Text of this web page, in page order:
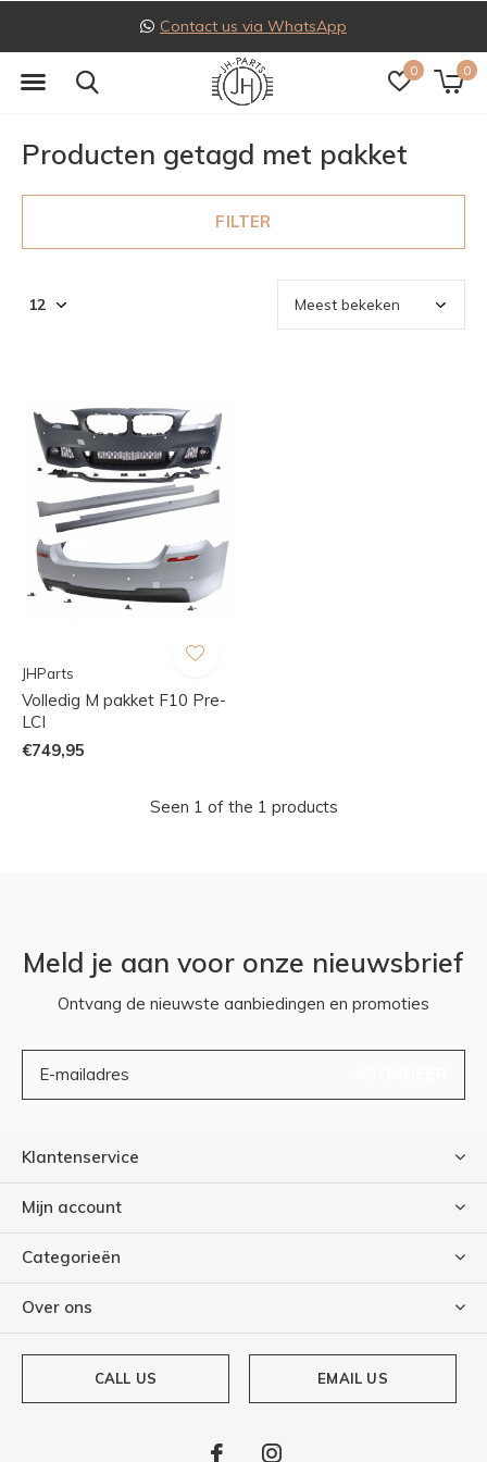
0 0
Contact us via WhatsApp
Producten getagd met pakket
FILTER
JHParts
Volledig M pakket F10 Pre-
LCI
€749,95
Seen 1 of the 1 products
Meld je aan voor onze nieuwsbrief
Ontvang de nieuwste aanbiedingen en promoties
Klantenservice
Mijn account
Categorieën
Over ons
CALL US EMAIL US